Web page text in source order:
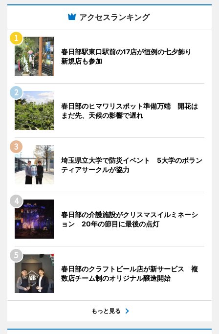
アクセスランキング
春日部駅東口駅前の17店が恒例の七夕飾り
新規店も参加
春日部のヒマワリスポット準備万端 開花は
まだ先、天候の影響で遅れ
埼玉県立大学で防災イベント 5大学のボラン
ティアサークルが協力
春日部の介護施設がクリスマスイルミネーシ
ョン 20年の節目に最後の点灯
春日部のクラフトビール店が新サービス 複
数店チーム制のオリジナル醸造開始
もっと見る